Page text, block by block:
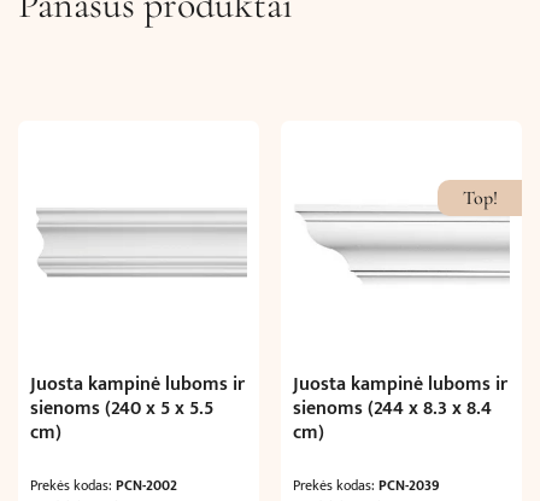
Juosta kampinė luboms ir
sienoms (240 x 5 x 5.5
cm)
Prekės kodas: PCN-2002
Top!
Juosta kampinė luboms ir
sienoms (244 x 8.3 x 8.4
cm)
Prekės kodas:PCN-2039